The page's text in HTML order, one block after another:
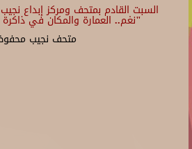
السبت القادم بمتحف ومركز إبداع
"نغم.. العمارة والمكان في ذاكرة
متحف نجيب